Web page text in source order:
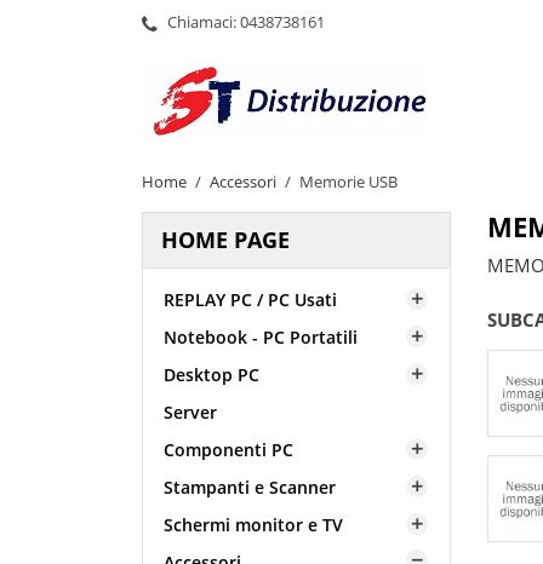
Chiamaci:0438738161
Home Accessori Memorie USB
HOME PAGE
REPLAY PC / PC Usati 
Notebook - PC Portatili 
Desktop PC 
Server
Componenti PC

Stampanti e Scanner 
Schermi monitor e TV 
